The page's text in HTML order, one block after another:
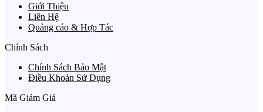
Giới Thiệu
Liên Hệ
Quảng cáo & Hợp Tác
Chính Sách
Chính Sách Bảo Mật
Điều Khoản Sử Dụng
Mã Giảm Giá